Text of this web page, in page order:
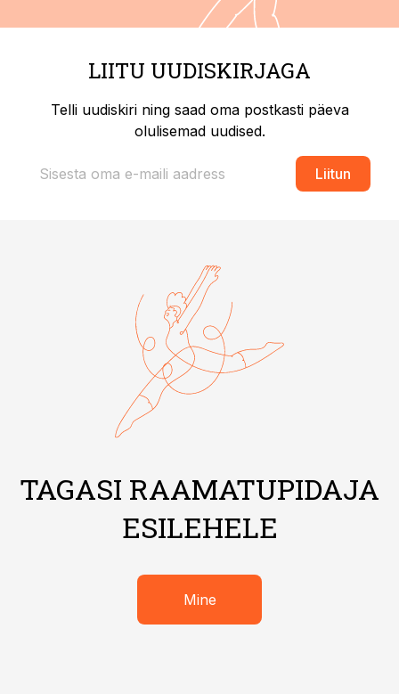
LIITU UUDISKIRJAGA
Telli uudiskiri ning saad oma postkasti päeva
olulisemad uudised.
Liitun
TAGASI RAAMATUPIDAJA
ESILEHELE
Mine